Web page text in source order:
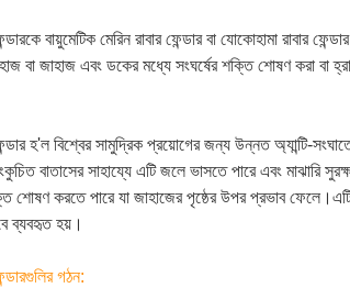
বায়ুমেটিক মেরিন রাবার ফেন্ডার বা যোকোহামা রাবার
বা জাহাজ এবং ডকের মধ্যে সংঘর্ষের শক্তি শোষণ করা বা
হ'ল বিশ্বের সামুদ্রিক প্রয়োগের জন্য উন্নত অ্যান্টি-
বাতাসের সাহায্যে এটি জলে ভাসতে পারে এবং মাঝারি
শোষণ করতে পারে যা জাহাজের পৃষ্ঠের উপর প্রভাব
ব্যবহৃত হয়।
গঠন: